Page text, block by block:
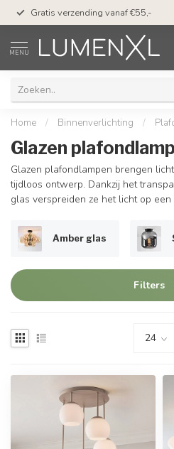
Gratis verzending vanaf €55,-
MENU
Home / Binnenverlichting /
Glazen
Glazen plafondlampen brengen
tijdloos ontwerp. Dankzij het
glas verspreiden ze het licht op
Amber glas
Filters